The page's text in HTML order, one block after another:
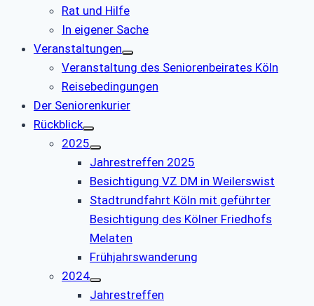
Rat und Hilfe
In eigener Sache
Veranstaltungen
Veranstaltung des Seniorenbeirates Köln
Reisebedingungen
Der Seniorenkurier
Rückblick
2025
Jahrestreffen 2025
Besichtigung VZ DM in Weilerswist
Stadtrundfahrt Köln mit geführter
Besichtigung des Kölner Friedhofs
Melaten
Frühjahrswanderung
2024
Jahrestreffen